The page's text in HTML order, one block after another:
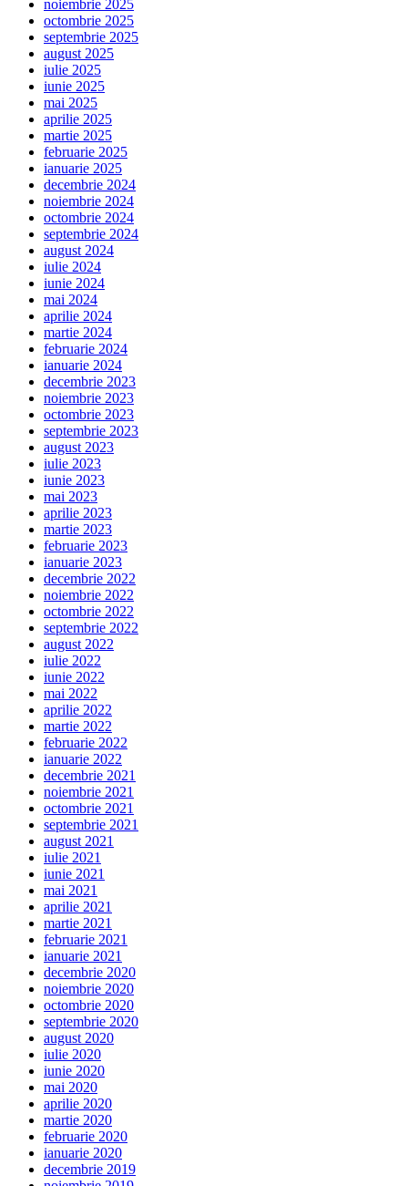
noiembrie 2025
octombrie 2025
septembrie 2025
august 2025
iulie 2025
iunie 2025
mai 2025
aprilie 2025
martie 2025
februarie 2025
ianuarie 2025
decembrie 2024
noiembrie 2024
octombrie 2024
septembrie 2024
august 2024
iulie 2024
iunie 2024
mai 2024
aprilie 2024
martie 2024
februarie 2024
ianuarie 2024
decembrie 2023
noiembrie 2023
octombrie 2023
septembrie 2023
august 2023
iulie 2023
iunie 2023
mai 2023
aprilie 2023
martie 2023
februarie 2023
ianuarie 2023
decembrie 2022
noiembrie 2022
octombrie 2022
septembrie 2022
august 2022
iulie 2022
iunie 2022
mai 2022
aprilie 2022
martie 2022
februarie 2022
ianuarie 2022
decembrie 2021
noiembrie 2021
octombrie 2021
septembrie 2021
august 2021
iulie 2021
iunie 2021
mai 2021
aprilie 2021
martie 2021
februarie 2021
ianuarie 2021
decembrie 2020
noiembrie 2020
octombrie 2020
septembrie 2020
august 2020
iulie 2020
iunie 2020
mai 2020
aprilie 2020
martie 2020
februarie 2020
ianuarie 2020
decembrie 2019